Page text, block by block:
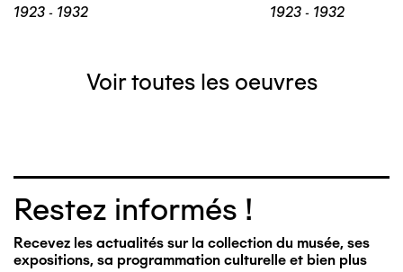
1923 - 1932
1923 - 1932
Voir toutes les oeuvres
Restez informés !
Recevez les actualités sur la collection du musée, ses
expositions, sa programmation culturelle et bien plus